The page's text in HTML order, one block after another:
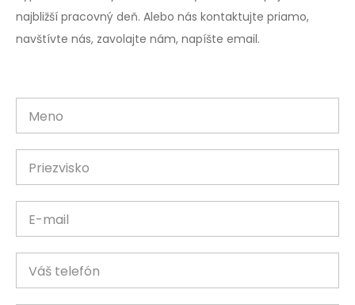
najbližší pracovný deň. Alebo nás kontaktujte priamo,
navštívte nás, zavolajte nám, napíšte email.
Meno
Priezvisko
E-mail
Váš telefón